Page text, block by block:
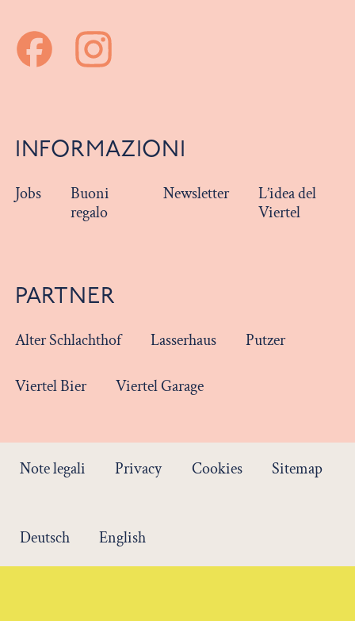
INFORMAZIONI
Jobs
Buoni
regalo
Newsletter
L’idea del
Viertel
PARTNER
Alter Schlachthof Lasserhaus Putzer
Viertel Bier Viertel Garage
Note legali Privacy Cookies Sitemap
Deutsch English